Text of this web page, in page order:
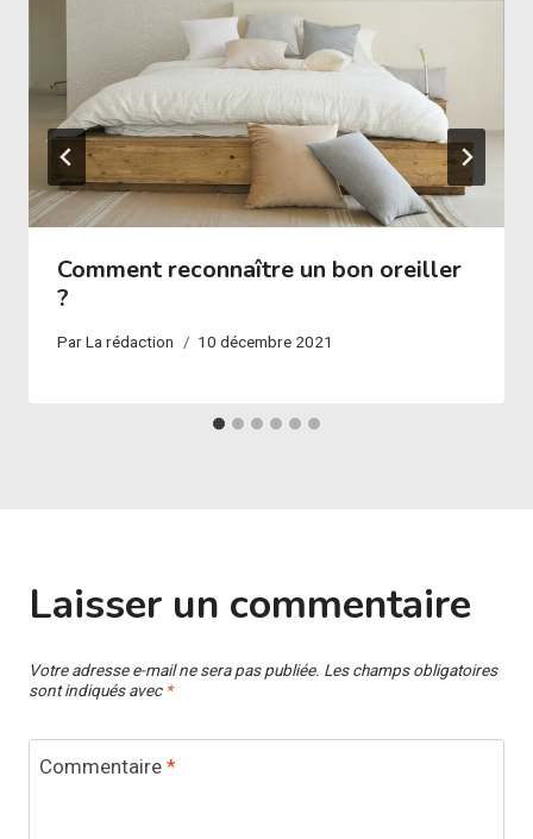
Comment reconnaître un bon oreiller
?
ParLa rédaction 10 décembre 2021
Laisser un commentaire
Votre adresse e-mail ne sera pas publiée. Les champs obligatoires
sont indiqués avec *
Commentaire *